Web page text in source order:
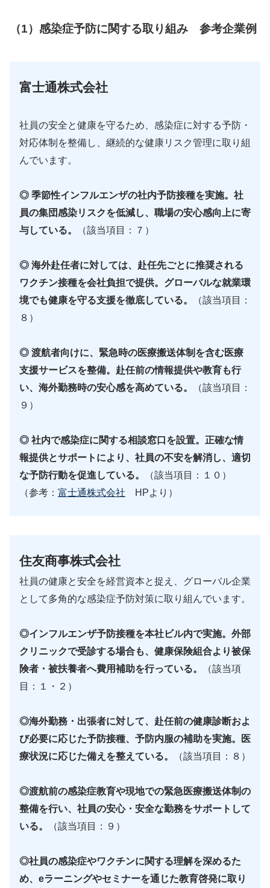
（1）感染症予防に関する取り組み 参考企業例
富士通株式会社
社員の安全と健康を守るため、感染症に対する予防・
対応体制を整備し、継続的な健康リスク管理に取り組
んでいます。
◎ 季節性インフルエンザの社内予防接種を実施。社
員の集団感染リスクを低減し、職場の安心感向上に寄
与している。
（該当項目：７）
◎ 海外赴任者に対しては、赴任先ごとに推奨される
ワクチン接種を会社負担で提供。グローバルな就業環
境でも健康を守る支援を徹底している。
（該当項目：
８）
◎ 渡航者向けに、緊急時の医療搬送体制を含む医療
支援サービスを整備。赴任前の情報提供や教育も行
い、海外勤務時の安心感を高めている。
（該当項目：
９）
◎ 社内で感染症に関する相談窓口を設置。正確な情
報提供とサポートにより、社員の不安を解消し、適切
な予防行動を促進している。
（該当項目：１０）
（参考： 富士通株式会社 HPより）
住友商事株式会社
社員の健康と安全を経営資本と捉え、グローバル企業
として多角的な感染症予防対策に取り組んでいます。
◎インフルエンザ予防接種を本社ビル内で実施。外部
クリニックで受診する場合も、健康保険組合より被保
険者・被扶養者へ費用補助を行っている。
（該当項
目：１・２）
◎海外勤務・出張者に対して、赴任前の健康診断およ
び必要に応じた予防接種、予防内服の補助を実施。医
療状況に応じた備えを整えている。
（該当項目：８）
◎渡航前の感染症教育や現地での緊急医療搬送体制の
整備を行い、社員の安心・安全な勤務をサポートして
いる。
（該当項目：９）
◎社員の感染症やワクチンに関する理解を深めるた
め、eラーニングやセミナーを通じた教育啓発に取り